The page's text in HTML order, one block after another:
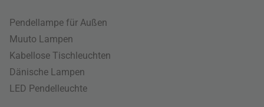
Pendellampe für Außen
Muuto Lampen
Kabellose Tischleuchten
Dänische Lampen
LED Pendelleuchte